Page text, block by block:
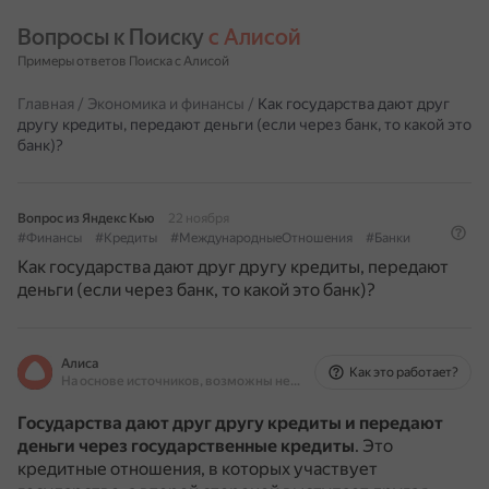
Вопросы к Поиску с Алисой
Примеры ответов Поиска с Алисой
Главная / Экономика и финансы / Как государства дают друг
другу кредиты, передают деньги (если через банк, то какой это
банк)?
Вопрос из Яндекс Кью
22 ноября
#Финансы
#Кредиты #МеждународныеОтношения #Банки
Как государства дают друг другу кредиты, передают
деньги (если через банк, то какой это банк)?
Алиса
На основе источников, возможны неточности
Как это работает?
Государства дают друг другу кредиты и передают
деньги через государственные кредиты. Это
кредитные отношения, в которых участвует